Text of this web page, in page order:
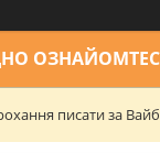
писати за